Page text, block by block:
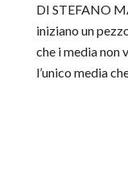
DI STEFANO
iniziano un
che i media non
l’unico media